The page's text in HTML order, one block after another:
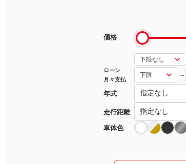
価格
ローン
月々支払
～
年式
走行距離
車体色